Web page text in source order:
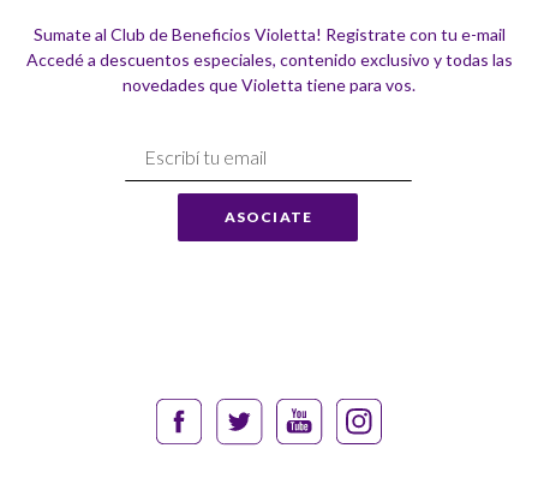
Sumate al Club de Beneficios Violetta! Registrate con tu e-mail
Accedé a descuentos especiales, contenido exclusivo y todas las
novedades que Violetta tiene para vos.
Suscríbase
ASOCIATE